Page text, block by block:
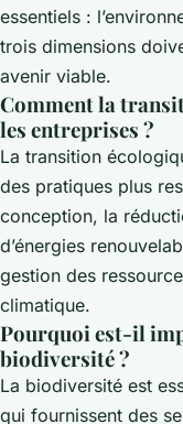
essentiels :
trois dimensions
avenir viable.
Comment la
les entreprises ?
La transition
des pratiques plus
conception, la
d’énergies
gestion des
climatique.
Pourquoi est-il
biodiversité ?
La biodiversité est
qui fournissent des